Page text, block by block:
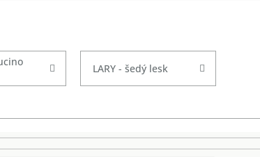
LARY - šedý lesk